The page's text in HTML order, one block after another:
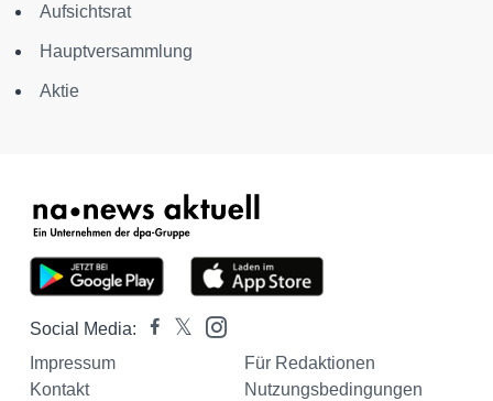
Aufsichtsrat
Hauptversammlung
Aktie
Social Media:
Impressum
Für Redaktionen
Kontakt
Nutzungsbedingungen